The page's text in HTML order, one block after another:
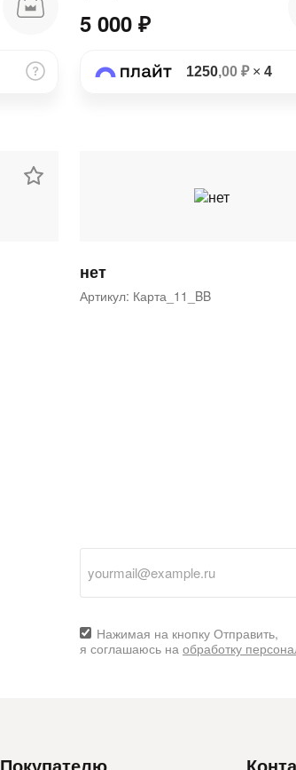
5 000 ₽
1250,00 ₽× 4
нет
Артикул: Карта_11_BB
Нажимая на кнопку Отправить,
я соглашаюсь на обработку